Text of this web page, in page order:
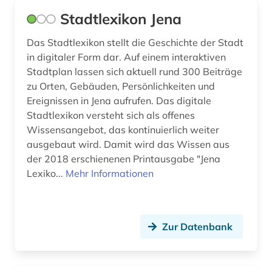
amt (1)
amtliche informationen (1)
amtliche publikation (1)
amtliche statistik (1)
amtliche veröffentlichung (1)
amtsblatt (3)
Irland (16)
Island (5)
Israel (19)
Italien (38)
Japan (10)
Jugoslawien (7)
Kanada (25)
Stadtlexikon Jena
Das Stadtlexikon stellt die Geschichte der Stadt
in digitaler Form dar. Auf einem interaktiven
Stadtplan lassen sich aktuell rund 300 Beiträge
zu Orten, Gebäuden, Persönlichkeiten und
Ereignissen in Jena aufrufen. Das digitale
Stadtlexikon versteht sich als offenes
Wissensangebot, das kontinuierlich weiter
ausgebaut wird. Damit wird das Wissen aus
der 2018 erschienenen Printausgabe "Jena
Lexiko... Mehr Informationen
Zur Datenbank